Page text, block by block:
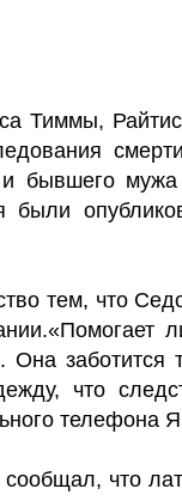
Тиммы,
и бывшего
были
тем, что
Она заботится
что
телефона
что